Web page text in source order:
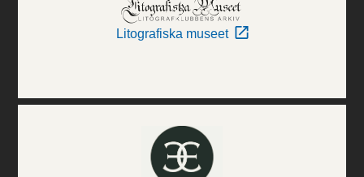
Litografiska museet